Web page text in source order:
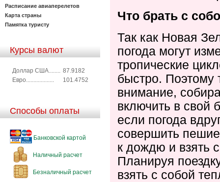
Расписание авиаперелетов
Карта страны
Памятка туристу
Курсы валют
Доллар США........ 87.9182
Евро...................
101.4752
Способы оплаты
Банковской картой
Наличный расчет
Безналичный расчет
Что брать с
Так как Новая
погода могут
тропические
быстро. Поэтому
внимание,
включить в свой
если погода
совершить
к дождю и взять
Планируя
взять с собой